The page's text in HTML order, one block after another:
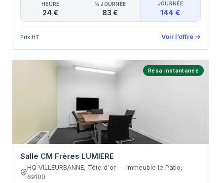
HEURE
24 €
½ JOURNÉE
83 €
JOURNÉE
144 €
Prix HT Voir l’offre →
Résa instantanée
Salle CM Frères LUMIERE
HQ VILLEURBANNE, Tête d'or — Immeuble le Patio,
69100